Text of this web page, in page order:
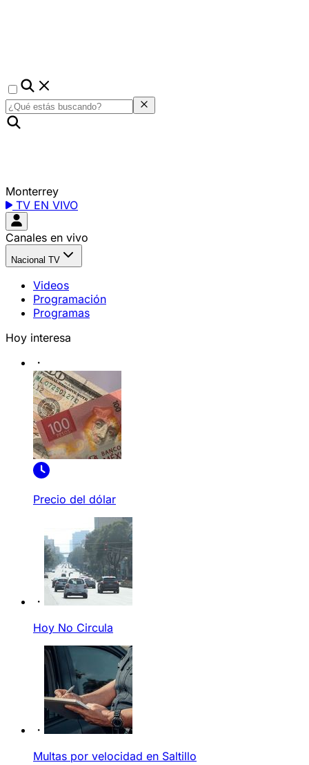
Monterrey
TV EN VIVO
Canales en vivo
Nacional TV
Videos
Programación
Programas
Hoy interesa
Precio del dólar
Hoy No Circula
Multas por velocidad en Saltillo